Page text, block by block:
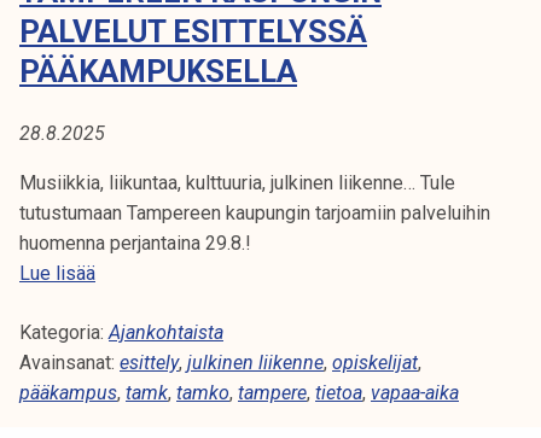
t
i
k
r
e
a
k
o
n
A
:
P
Ä
Ä
K
A
M
P
PALVELUT ESITTELYSSÄ
PÄÄKAMPUKSELLA
28.8.2025
Musiikkia, liikuntaa, kulttuuria, julkinen liikenne… Tule
tutustumaan Tampereen kaupungin tarjoamiin palveluihin
huomenna perjantaina 29.8.!
Lue lisääT
m
p
e
Kategoria: Ajankohtaista
Avainsanat: esittely, julkinen liikenne, opiskelijat,
pääkampus, tamk, tamko, tampere, tietoa, vapaa-aika